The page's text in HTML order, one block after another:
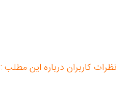
نظرات کاربران درباره این مطلب :